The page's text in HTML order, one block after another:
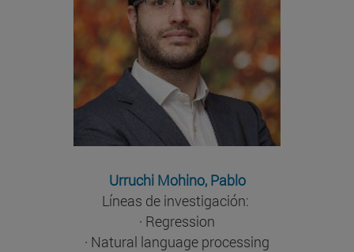
Urruchi Mohino, Pablo
Líneas de investigación:
· Regression
· Natural language processing